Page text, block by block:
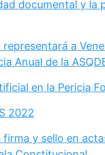
documental y la
a
Anual de la
en la Pericia
2022
firma y sello en